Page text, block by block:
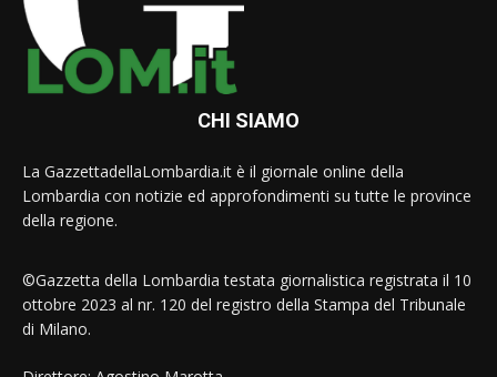
CHI SIAMO
La GazzettadellaLombardia.it è il giornale online della
Lombardia con notizie ed approfondimenti su tutte le province
della regione.
©Gazzetta della Lombardia testata giornalistica registrata il 10
ottobre 2023 al nr. 120 del registro della Stampa del Tribunale
di Milano.